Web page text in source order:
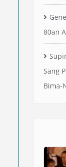
80an
Sang
Bima-